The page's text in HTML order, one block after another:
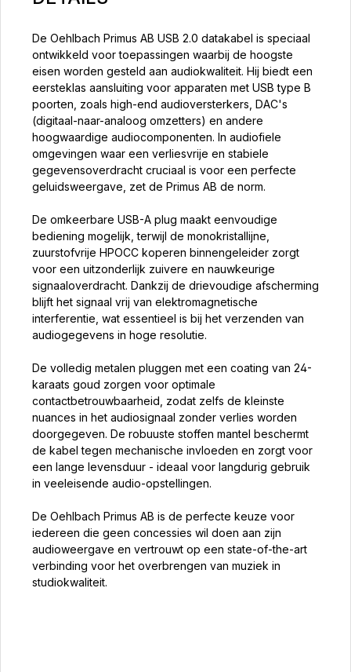
De Oehlbach Primus AB USB 2.0 datakabel is speciaal
ontwikkeld voor toepassingen waarbij de hoogste
eisen worden gesteld aan audiokwaliteit. Hij biedt een
eersteklas aansluiting voor apparaten met USB type B
poorten, zoals high-end audioversterkers, DAC's
(digitaal-naar-analoog omzetters) en andere
hoogwaardige audiocomponenten. In audiofiele
omgevingen waar een verliesvrije en stabiele
gegevensoverdracht cruciaal is voor een perfecte
geluidsweergave, zet de Primus AB de norm.
De omkeerbare USB-A plug maakt eenvoudige
bediening mogelijk, terwijl de monokristallijne,
zuurstofvrije HPOCC koperen binnengeleider zorgt
voor een uitzonderlijk zuivere en nauwkeurige
signaaloverdracht. Dankzij de drievoudige afscherming
blijft het signaal vrij van elektromagnetische
interferentie, wat essentieel is bij het verzenden van
audiogegevens in hoge resolutie.
De volledig metalen pluggen met een coating van 24-
karaats goud zorgen voor optimale
contactbetrouwbaarheid, zodat zelfs de kleinste
nuances in het audiosignaal zonder verlies worden
doorgegeven. De robuuste stoffen mantel beschermt
de kabel tegen mechanische invloeden en zorgt voor
een lange levensduur - ideaal voor langdurig gebruik
in veeleisende audio-opstellingen.
De Oehlbach Primus AB is de perfecte keuze voor
iedereen die geen concessies wil doen aan zijn
audioweergave en vertrouwt op een state-of-the-art
verbinding voor het overbrengen van muziek in
studiokwaliteit.